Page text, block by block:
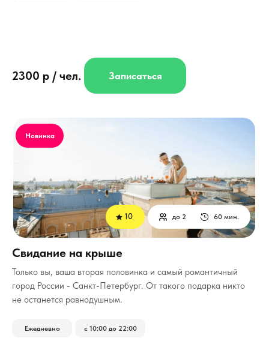
2300 р / чел. Записаться
Только вы, ваша вторая половинка и самый романтичный
город России - Санкт-Петербург. От такого подарка никто
не останется равнодушным.
60 мин.
до 2
Ежедневно с 10:00 до 22:00
Новинка
Свидание на крыше
10